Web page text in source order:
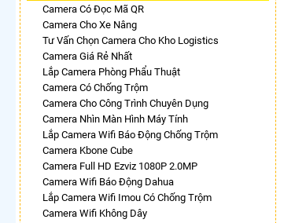
Camera Có Đọc Mã QR
Camera Cho Xe Nâng
Tư Vấn Chọn Camera Cho Kho Logistics
Camera Giá Rẻ Nhất
Lắp Camera Phòng Phẩu Thuật
Camera Có Chống Trộm
Camera Cho Công Trình Chuyên Dụng
Camera Nhìn Màn Hình Máy Tính
Lắp Camera Wifi Báo Động Chống Trộm
Camera Kbone Cube
Camera Full HD Ezviz 1080P 2.0MP
Camera Wifi Báo Động Dahua
Lắp Camera Wifi Imou Có Chống Trộm
Camera Wifi Không Dây